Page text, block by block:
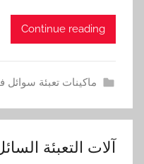
Continue reading
ماكينات تعبئة
آلات التعبئة